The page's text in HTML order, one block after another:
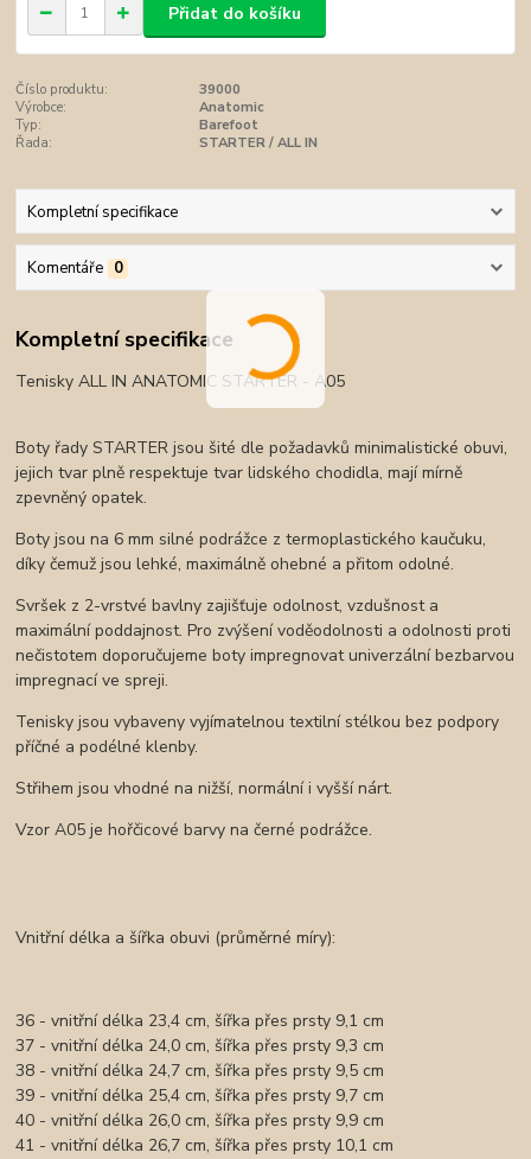
Přidat do košíku
Číslo produktu:
39000
Výrobce:
Anatomic
Typ:
Barefoot
Řada:
STARTER / ALL IN
Kompletní specifikace
Komentáře 0
Kompletní specifikace
Tenisky ALL IN ANATOMIC STARTER - A05
Boty řady STARTER jsou šité dle požadavků minimalistické obuvi,
jejich tvar plně respektuje tvar lidského chodidla, mají mírně
zpevněný opatek.
Boty jsou na 6 mm silné podrážce z termoplastického kaučuku,
díky čemuž jsou lehké, maximálně ohebné a přitom odolné.
Svršek z 2-vrstvé bavlny zajišťuje odolnost, vzdušnost a
maximální poddajnost. Pro zvýšení voděodolnosti a odolnosti proti
nečistotem doporučujeme boty impregnovat univerzální bezbarvou
impregnací ve spreji.
Tenisky jsou vybaveny vyjímatelnou textilní stélkou bez podpory
příčné a podélné klenby.
Střihem jsou vhodné na nižší, normální i vyšší nárt.
Vzor A05 je hořčicové barvy na černé podrážce.
Vnitřní délka a šířka obuvi (průměrné míry):
36 - vnitřní délka 23,4 cm, šířka přes prsty 9,1 cm
37 - vnitřní délka 24,0 cm, šířka přes prsty 9,3 cm
38 - vnitřní délka 24,7 cm, šířka přes prsty 9,5 cm
39 - vnitřní délka 25,4 cm, šířka přes prsty 9,7 cm
40 - vnitřní délka 26,0 cm, šířka přes prsty 9,9 cm
41 - vnitřní délka 26,7 cm, šířka přes prsty 10,1 cm